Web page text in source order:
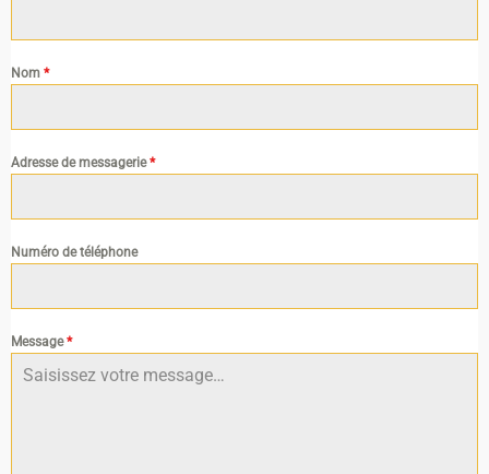
Nom *
Adresse de messagerie*
Numéro de téléphone
Message*